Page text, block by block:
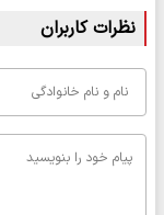
نظرات کاربران